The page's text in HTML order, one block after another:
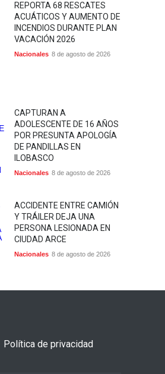
REPORTA 68 RESCATES
ACUÁTICOS Y AUMENTO DE
INCENDIOS DURANTE PLAN
VACACIÓN 2026
Nacionales 8 de agosto de 2026
CAPTURAN A
ADOLESCENTE DE 16 AÑOS
POR PRESUNTA APOLOGÍA
DE PANDILLAS EN
ILOBASCO
Nacionales 8 de agosto de 2026
ACCIDENTE ENTRE CAMIÓN
Y TRÁILER DEJA UNA
PERSONA LESIONADA EN
CIUDAD ARCE
Nacionales 8 de agosto de 2026
Política de privacidad